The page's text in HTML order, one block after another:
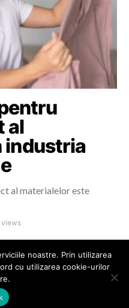
al
industria
al materialelor este
views
Cluj
noastre. Prin utilizarea
cu utilizarea cookie-urilor